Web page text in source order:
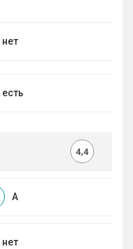
нет
есть
4,4
A
нет